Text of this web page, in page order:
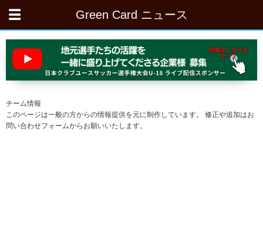
Green Card ニュース
チーム情報
このページは一般の方からの情報提供を元に制作しています。 修正や追加はお
問い合わせフォームからお願いいたします。